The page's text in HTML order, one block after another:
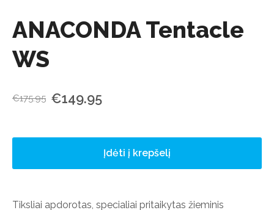
ANACONDA Tentacle
WS
€175.95 €149.95
Įdėti į krepšelį
Tiksliai apdorotas, specialiai pritaikytas žieminis